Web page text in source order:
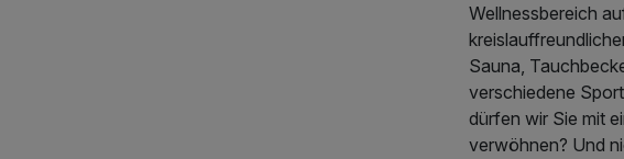
Wellnessbereich
Sauna,
verschiedene
dürfen wir Sie mit
verwöhnen? Und